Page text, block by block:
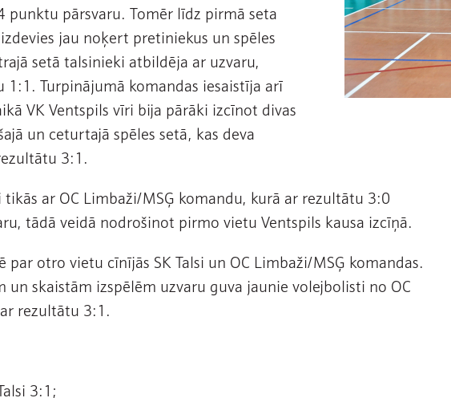
punktu pārsvaru. Tomēr līdz pirmā seta
jau noķert pretiniekus un spēles
setā talsinieki atbildēja ar uzvaru,
Turpinājumā komandas iesaistīja arī
VK Ventspils vīri bija pārāki izcīnot divas
un ceturtajā spēles setā, kas deva
3:1.
ar OC Limbaži/MSĢ komandu, kurā ar rezultātu 3:0
tādā veidā nodrošinot pirmo vietu Ventspils kausa izcīņā.
par otro vietu cīnījās SK Talsi un OC Limbaži/MSĢ komandas.
un skaistām izspēlēm uzvaru guva jaunie volejbolisti no OC
rezultātu 3:1.
3:1;